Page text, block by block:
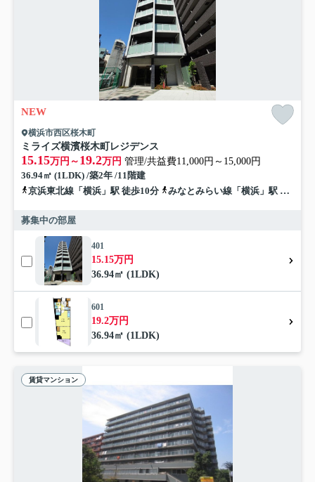
NEW
横浜市西区桜木町
ミライズ横濱桜木町レジデンス
15.15万円～ 19.2万円 管理/共益費11,000円～15,000円
36.94㎡ (1LDK) /築2年 /11階建
京浜東北線「横浜」駅 徒歩10分
みなとみらい線「横浜」駅 徒歩10分
募集中の部屋
401
15.15万円
36.94㎡ (1LDK)
601
19.2万円
36.94㎡ (1LDK)
賃貸マンション